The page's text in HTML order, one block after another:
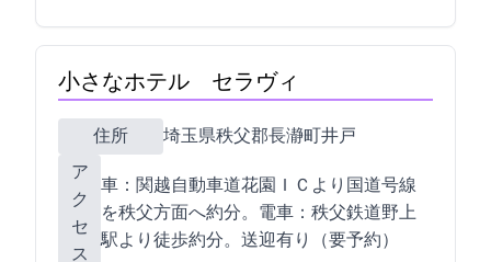
小さなホテル セラヴィ
住所
埼玉県秩父郡長瀞町井戸419-1
ア
ク
セ
ス
車：関越自動車道花園ＩＣより国道140号線
を秩父方面へ約30分。電車：秩父鉄道野上
駅より徒歩約20分。送迎有り（要予約）